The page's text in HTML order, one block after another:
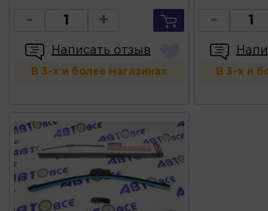
- +
Написать отзыв
В 3-х и более магазинах
-
В 3-х и